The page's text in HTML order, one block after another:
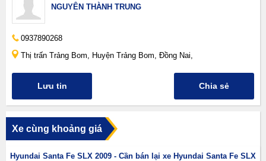
NGUYÊN THÀNH TRUNG
0937890268
Thị trấn Trảng Bom, Huyện Trảng Bom, Đồng Nai,
Lưu tin Chia sẻ
Xe cùng khoảng giá
Hyundai Santa Fe SLX 2009 - Cần bán lại xe Hyundai Santa Fe SLX